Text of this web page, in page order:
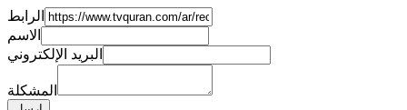
الرابط
الاسم
البريد الإلكتروني
المشكلة